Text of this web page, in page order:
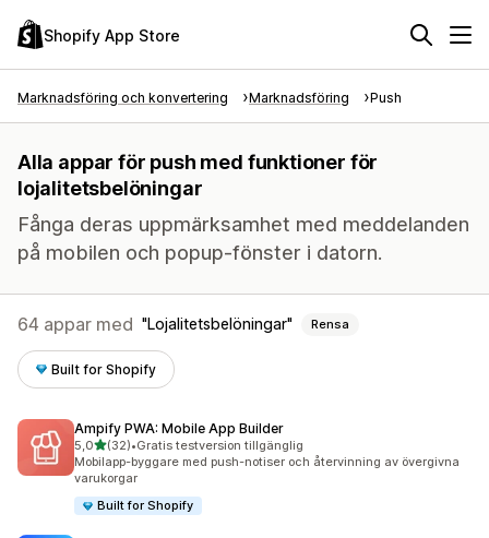
Shopify App Store
Marknadsföring och konvertering Marknadsföring Push
Alla appar för push med funktioner för
lojalitetsbelöningar
Fånga deras uppmärksamhet med meddelanden
på mobilen och popup-fönster i datorn.
64 appar med Lojalitetsbelöningar Rensa
Built for Shopify
Ampify PWA: Mobile App Builder
5,0av 5 stjärnor
(32)
32 recensioner totalt
•Gratis testversion tillgänglig
Mobilapp-byggare med push-notiser och återvinning av övergivna
varukorgar
Built for Shopify